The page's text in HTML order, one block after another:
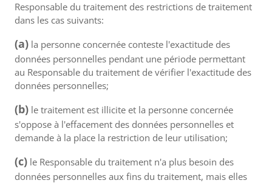
Responsable du traitement des restrictions de traitement
dans les cas suivants:
(a) la personne concernée conteste l'exactitude des
données personnelles pendant une période permettant
au Responsable du traitement de vérifier l'exactitude des
données personnelles;
(b) le traitement est illicite et la personne concernée
s'oppose à l'effacement des données personnelles et
demande à la place la restriction de leur utilisation;
(c) le Responsable du traitement n'a plus besoin des
données personnelles aux fins du traitement, mais elles